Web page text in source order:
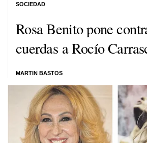
Rosa Benito pone
cuerdas a Rocío
MARTIN BASTOS
SOCIEDAD